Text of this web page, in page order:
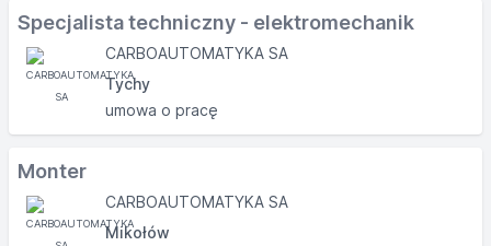
Specjalista techniczny - elektromechanik
CARBOAUTOMATYKA SA
Tychy
umowa o pracę
Monter
CARBOAUTOMATYKA SA
Mikołów